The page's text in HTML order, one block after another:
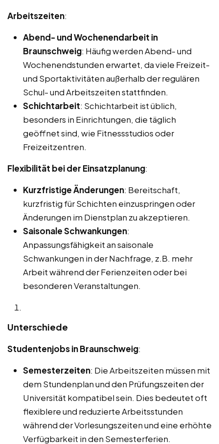
Arbeitszeiten:
Abend- und Wochenendarbeit in
Braunschweig: Häufig werden Abend- und
Wochenendstunden erwartet, da viele Freizeit-
und Sportaktivitäten außerhalb der regulären
Schul- und Arbeitszeiten stattfinden.
Schichtarbeit: Schichtarbeit ist üblich,
besonders in Einrichtungen, die täglich
geöffnet sind, wie Fitnessstudios oder
Freizeitzentren.
Flexibilität bei der Einsatzplanung:
Kurzfristige Änderungen: Bereitschaft,
kurzfristig für Schichten einzuspringen oder
Änderungen im Dienstplan zu akzeptieren.
Saisonale Schwankungen:
Anpassungsfähigkeit an saisonale
Schwankungen in der Nachfrage, z.B. mehr
Arbeit während der Ferienzeiten oder bei
besonderen Veranstaltungen.
Unterschiede
Studentenjobs in Braunschweig:
Semesterzeiten: Die Arbeitszeiten müssen mit
dem Stundenplan und den Prüfungszeiten der
Universität kompatibel sein. Dies bedeutet oft
flexiblere und reduzierte Arbeitsstunden
während der Vorlesungszeiten und eine erhöhte
Verfügbarkeit in den Semesterferien.